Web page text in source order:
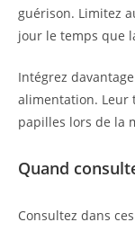
guérison. Limitez
jour le temps que
Intégrez
alimentation. Leur
papilles lors de la
Quand
Consultez dans